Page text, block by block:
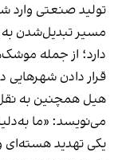
تولید صنعتی وارد
مسیر تبدیل‌شدن به
دارد؛ از جمله
قرار دادن شهرهایی
هیل همچنین به نقل
می‌نویسد: «ما
یکی تهدید هسته‌ای